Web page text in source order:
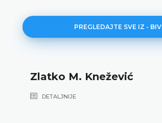
PREGLEDAJTE SVE IZ -
Zlatko M. Knežević
DETALJNIJE